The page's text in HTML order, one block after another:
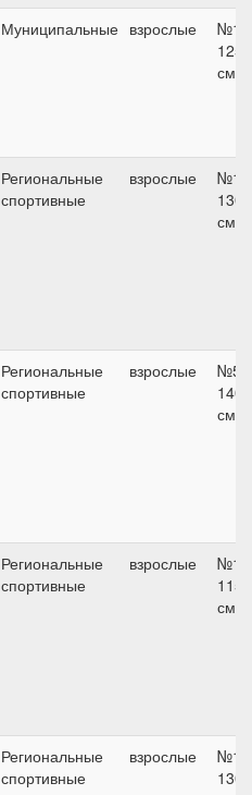
Муниципальные взрослые
№1,
125
см
Региональные
спортивные
взрослые
№1,
130
см
Региональные
спортивные
взрослые
№5,
140
см
Региональные
спортивные
взрослые
№1,
115
см
Региональные
спортивные
взрослые
№1,
130